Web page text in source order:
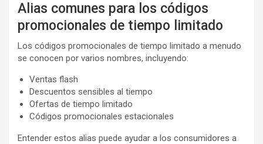
Alias comunes para los códigos
promocionales de tiempo limitado
Los códigos promocionales de tiempo limitado a menudo
se conocen por varios nombres, incluyendo:
Ventas flash
Descuentos sensibles al tiempo
Ofertas de tiempo limitado
Códigos promocionales estacionales
Entender estos alias puede ayudar a los consumidores a